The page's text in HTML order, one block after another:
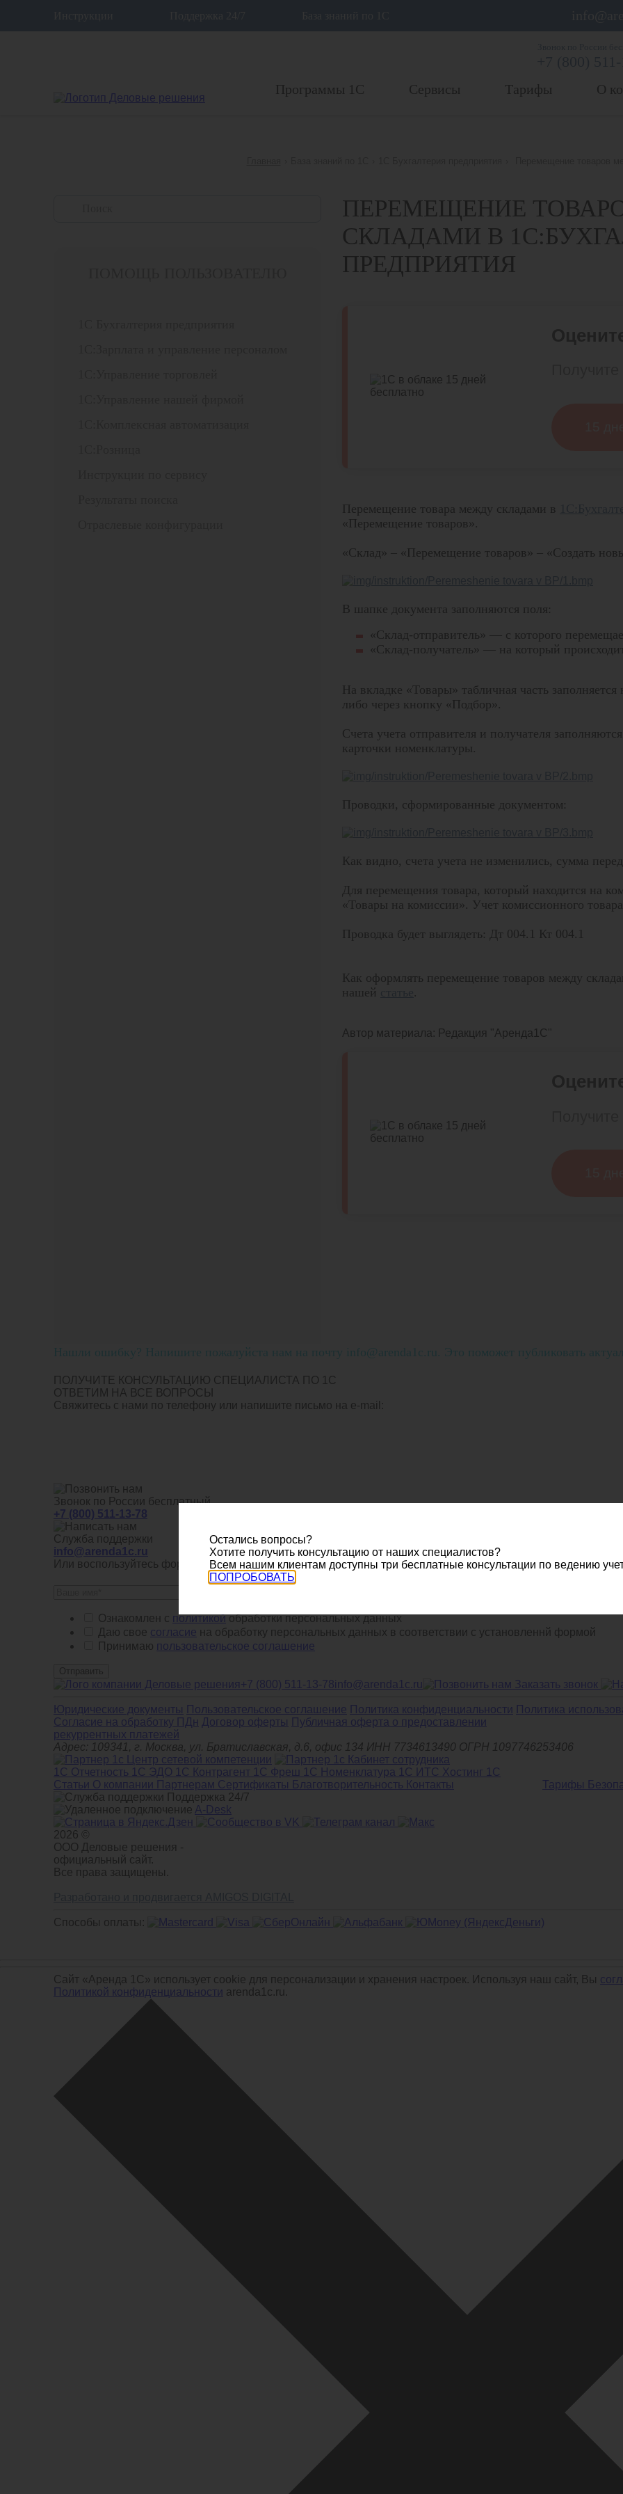
Программы 1С Сервисы Тарифы О
ПЕРЕМЕЩЕНИЕ
СКЛАДАМИ В
ПРЕДПРИЯТИЯ
Перемещение товара между складами в
«Перемещение товаров».
«Склад» – «Перемещение товаров» – «Создать
В шапке документа заполняются поля:
«Склад-отправитель» — с которого
«Склад-получатель» — на который
На вкладке «Товары» табличная часть
либо через кнопку «Подбор».
Счета учета отправителя и получателя
карточки номенклатуры.
Проводки, сформированные документом:
Как видно, счета учета не изменились, сумма
Для перемещения товара, который находится на
«Товары на комиссии». Учет комиссионного
Проводка будет выглядеть: Дт 004.1 Кт 004.1
Как оформлять перемещение товаров между
нашей
.
Автор материала: Редакция "Аренда1С"
Нашли ошибку? Напишите пожалуйста нам на почту info@arenda1c.ru. Это поможет публиковать
ПОЛУЧИТЕ КОНСУЛЬТАЦИЮ СПЕЦИАЛИСТА ПО 1С
ОТВЕТИМ НА ВСЕ ВОПРОСЫ
Свяжитесь с нами по телефону или напишите письмо на e-mail:
Звонок по России бесплатный
+7 (800) 511-13-78
Служба поддержки
info@arenda1c.ru
Или воспользуйтесь формой обратной связи:
Ознакомлен с политикойобработки персональных данных
Даю свое согласие на обработку персональных данных в соответствии с установленнй формой
Принимаю пользовательское соглашение
Отправить
+7 (800) 511-13-78info@arenda1c.ru Заказать звонок
Юридические документы Пользовательское соглашение Политика конфиденциальности Политика
Cогласие на обработку ПДн Договор оферты Публичная оферта о предоставлении
рекуррентных платежей
Адрес: 109341, г. Москва, ул. Братиславская, д.6, офис 134 ИНН 7734613490 ОГРН 1097746253406
1С Отчетность 1С ЭДО 1С Контрагент 1С Фреш 1С Номенклатура 1С ИТС Хостинг 1С
Статьи О компании Партнерам Сертификаты Благотворительность Контакты Тарифы
Поддержка 24/7
A-Desk
2026 ©
ООО Деловые решения -
официальный сайт.
Все права защищены.
Способы оплаты:
Сайт «Аренда 1С» использует cookie для персонализации и хранения настроек. Используя наш сайт, Вы
Политикой конфиденциальности arenda1c.ru.
Остались вопросы?
Хотите получить консультацию от наших специалистов?
Всем нашим клиентам доступны три бесплатные консультации по ведению
ПОПРОБОВАТЬ